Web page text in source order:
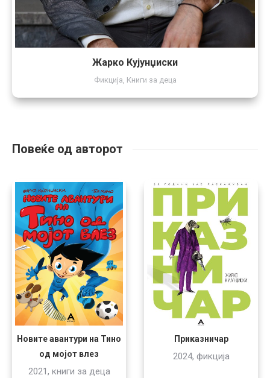
Жарко Кујунџиски
Фикција Книги за деца
Повеќе од авторот
Новите авантури на Тино
од мојот влез
2021, книги за деца
Приказничар
2024, фикција